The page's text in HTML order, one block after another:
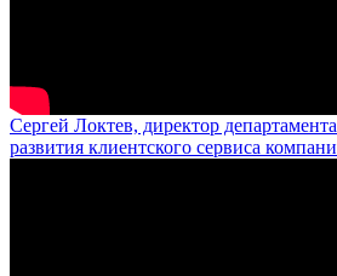
Сергей Локтев, директор
развития клиентского сервиса